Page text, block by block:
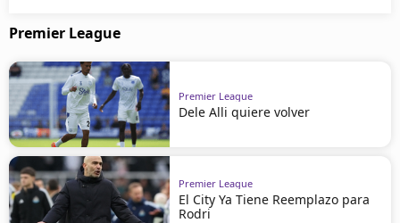
Premier League
Premier League
Dele Alli quiere volver
Premier League
El City Ya Tiene Reemplazo para
Rodri